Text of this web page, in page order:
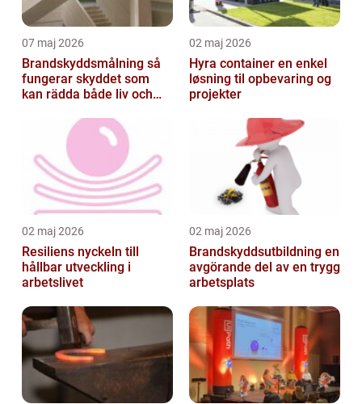
07 maj 2026
Brandskyddsmålning så
fungerar skyddet som
kan rädda både liv och
02 maj 2026
Hyra container en enkel
løsning til opbevaring og
projekter
02 maj 2026
Resiliens nyckeln till
hållbar utveckling i
arbetslivet
02 maj 2026
Brandskyddsutbildning en
avgörande del av en trygg
arbetsplats